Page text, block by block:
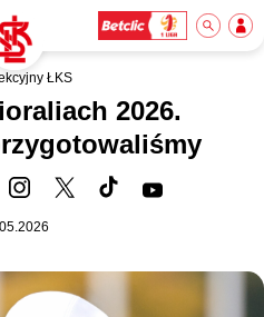
ŁKS
2026.